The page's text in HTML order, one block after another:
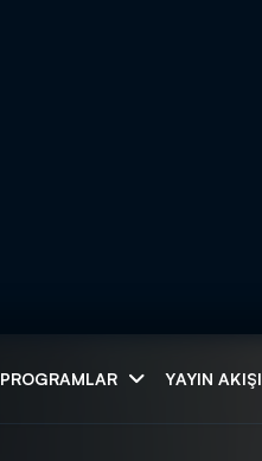
PROGRAMLAR YAYIN AKIŞI